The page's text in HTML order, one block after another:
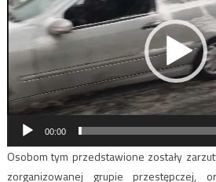
00:00
Osobom tym przedstawione zostały
zorganizowanej grupie przestępczej,